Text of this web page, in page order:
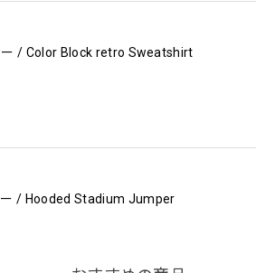
/ Color Block retro Sweatshirt
/ Hooded Stadium Jumper